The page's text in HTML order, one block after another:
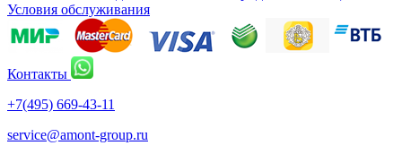
Условия обслуживания
Контакты
+7(495) 669-43-11
service@amont-group.ru